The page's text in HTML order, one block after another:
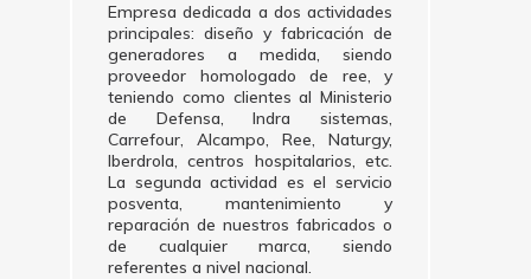
Empresa dedicada a dos actividades
principales: diseño y fabricación de
generadores a medida, siendo
proveedor homologado de ree, y
teniendo como clientes al Ministerio
de Defensa, Indra sistemas,
Carrefour, Alcampo, Ree, Naturgy,
Iberdrola, centros hospitalarios, etc.
La segunda actividad es el servicio
posventa, mantenimiento y
reparación de nuestros fabricados o
de cualquier marca, siendo
referentes a nivel nacional.